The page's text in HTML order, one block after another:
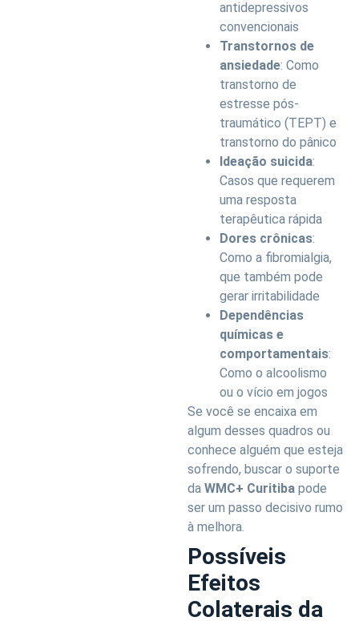
antidepressivos
convencionais
Transtornos de
ansiedade: Como
transtorno de
estresse pós-
traumático (TEPT) e
transtorno do pânico
Ideação suicida:
Casos que requerem
uma resposta
terapêutica rápida
Dores crônicas:
Como a fibromialgia,
que também pode
gerar irritabilidade
Dependências
químicas e
comportamentais:
Como o alcoolismo
ou o vício em jogos
Se você se encaixa em
algum desses quadros ou
conhece alguém que esteja
sofrendo, buscar o suporte
da WMC+ Curitiba pode
ser um passo decisivo rumo
à melhora.
Possíveis
Efeitos
Colaterais da